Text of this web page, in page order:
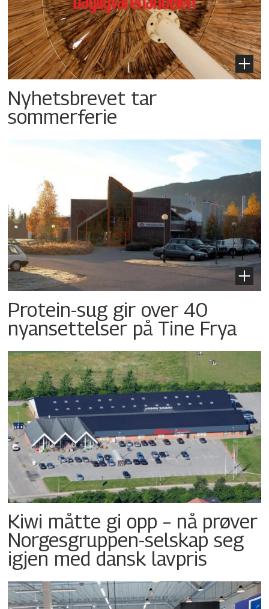
Nyhetsbrevet tar
sommerferie
Protein-sug gir over 40
nyansettelser på Tine Frya
Kiwi måtte gi opp – nå prøver
Norgesgruppen-selskap seg
igjen med dansk lavpris